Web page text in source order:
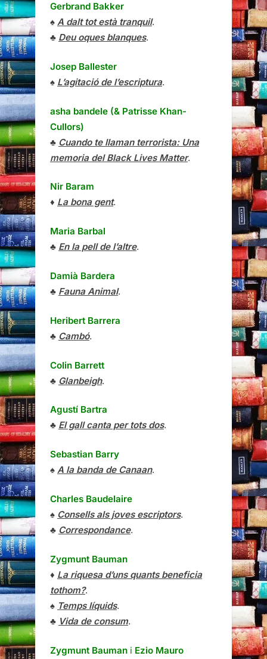
Gerbrand Bakker
♠ A dalt tot està tranquil.
♣ Deu oques blanques.
Josep Ballester
♠ L’agitació de l’escriptura.
asha bandele (& Patrisse Khan-
Cullors)
♣ Cuando te llaman terrorista: Una
memoria del Black Lives Matter.
Nir Baram
♦ La bona gent.
Maria Barbal
♣ En la pell de l’altre.
Damià Bardera
♣ Fauna Animal.
Heribert Barrera
♣ Cambó.
Colin Barrett
♣ Glanbeigh.
Agustí Bartra
♣ El gall canta per tots dos.
Sebastian Barry
♠ A la banda de Canaan.
Charles Baudelaire
♠ Consells als joves escriptors.
♣ Correspondance.
Zygmunt Bauman
♦ La riquesa d’uns quants beneficia
tothom?.
♠ Temps líquids.
♣ Vida de consum.
Zygmunt Bauman i Ezio Mauro